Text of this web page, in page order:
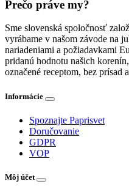
Prečo práve my?
Sme slovenská spoločnosť
vyrábame v našom závode na
nariadeniami a požiadavkami
pridanú hodnotu našich
označené receptom, bez prísad
Informácie
Spoznajte Paprisvet
Doručovanie
GDPR
VOP
Môj účet